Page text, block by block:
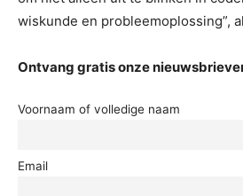
wiskunde en probleemoplossing”,
Ontvang gratis onze
Voornaam of volledige naam
Email